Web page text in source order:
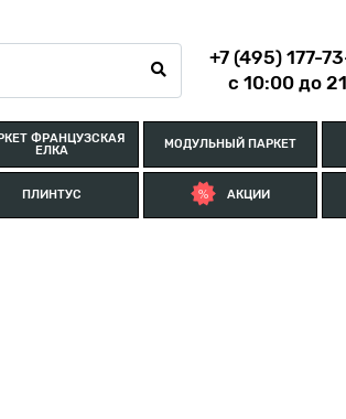
+7 (495) 177-
с 10:00 до
ФРАНЦУЗСКАЯ
ЕЛКА
МОДУЛЬНЫЙ ПАРКЕТ
ПЛИНТУС АКЦИИ